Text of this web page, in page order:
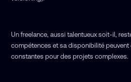
Un freelance, aussi talentueux soit-il,
compétences et sa disponibilité peuvent
constantes pour des projets complexes.